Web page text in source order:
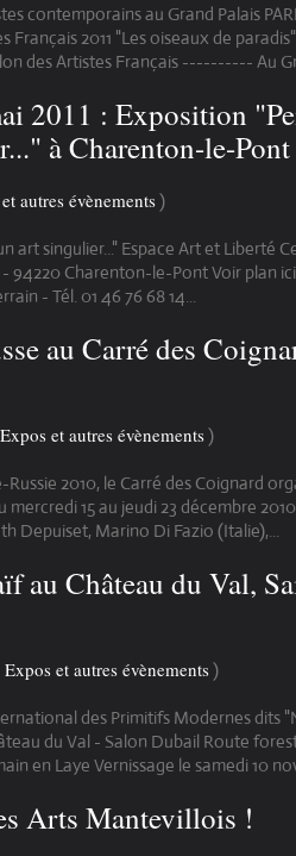
contemporains au Grand Palais
Français 2011 "Les oiseaux de
des Artistes Français ---------- Au
2011 : Exposition
à Charenton-le-Pont
autres évènements)
art singulier..." Espace Art et Liberté
94220 Charenton-le-Pont Voir plan
- Tél. 01 46 76 68 14...
au Carré des
et autres évènements)
2010, le Carré des Coignard
mercredi 15 au jeudi 23 décembre
Depuiset, Marino Di Fazio (Italie),...
au Château du Val,
et autres évènements)
des Primitifs Modernes dits
du Val - Salon Dubail Route
en Laye Vernissage le samedi 10
Arts Mantevillois !